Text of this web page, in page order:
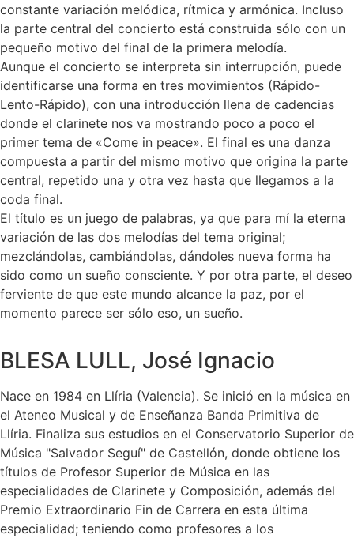
constante variación melódica, rítmica y armónica. Incluso
la parte central del concierto está construida sólo con un
pequeño motivo del final de la primera melodía.
Aunque el concierto se interpreta sin interrupción, puede
identificarse una forma en tres movimientos (Rápido-
Lento-Rápido), con una introducción llena de cadencias
donde el clarinete nos va mostrando poco a poco el
primer tema de «Come in peace». El final es una danza
compuesta a partir del mismo motivo que origina la parte
central, repetido una y otra vez hasta que llegamos a la
coda final.
El título es un juego de palabras, ya que para mí la eterna
variación de las dos melodías del tema original;
mezclándolas, cambiándolas, dándoles nueva forma ha
sido como un sueño consciente. Y por otra parte, el deseo
ferviente de que este mundo alcance la paz, por el
momento parece ser sólo eso, un sueño.
BLESA LULL, José Ignacio
Nace en 1984 en Llíria (Valencia). Se inició en la música en
el Ateneo Musical y de Enseñanza Banda Primitiva de
Llíria. Finaliza sus estudios en el Conservatorio Superior de
Música "Salvador Seguí" de Castellón, donde obtiene los
títulos de Profesor Superior de Música en las
especialidades de Clarinete y Composición, además del
Premio Extraordinario Fin de Carrera en esta última
especialidad; teniendo como profesores a los